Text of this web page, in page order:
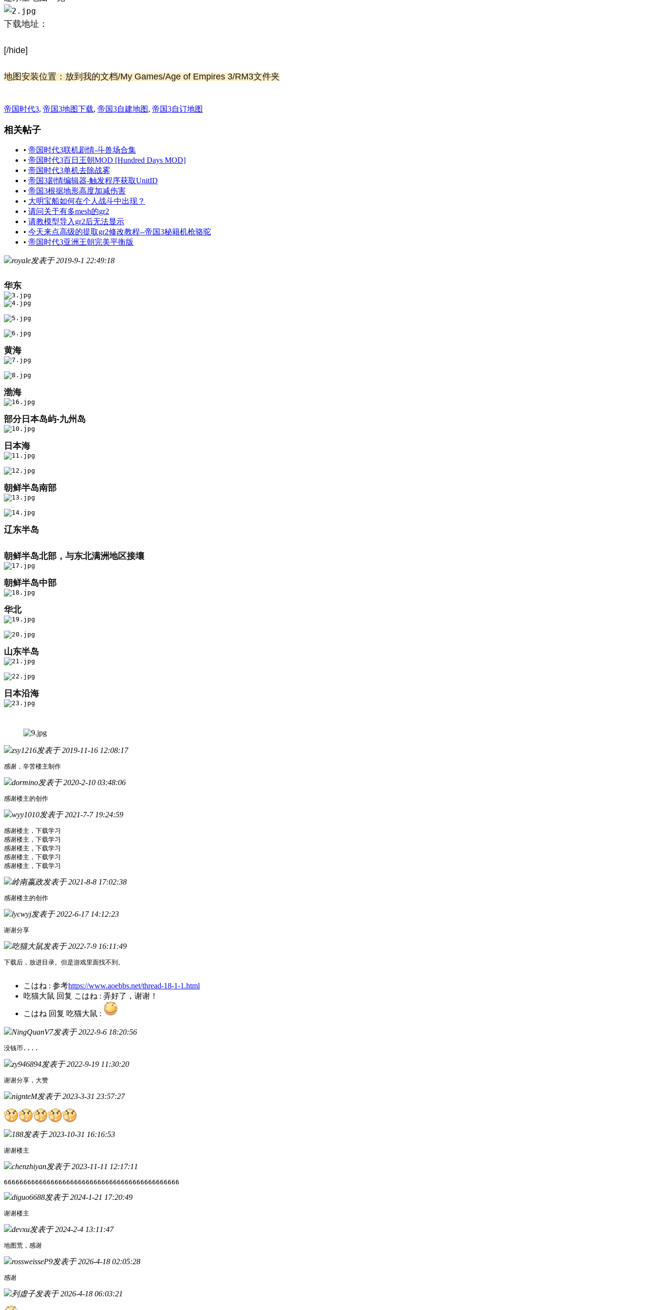
下载地址：
[/hide]
地图安装位置：放到我的文档/My Games/Age of Empires 3/RM3文件夹
帝国时代3, 帝国3地图下载, 帝国3自建地图, 帝国3自订地图
相关帖子
• 帝国时代3联机剧情-斗兽场合集
• 帝国时代3百日王朝MOD [Hundred Days MOD]
• 帝国时代3单机去除战雾
• 帝国3剧情编辑器-触发程序获取UnitID
• 帝国3根据地形高度加减伤害
• 大明宝船如何在个人战斗中出现？
• 请问关于有多mesh的gr2
• 请教模型导入gr2后无法显示
• 今天来点高级的提取gr2修改教程--帝国3秘籍机枪骆驼
• 帝国时代3亚洲王朝完美平衡版
royale发表于 2019-9-1 22:49:18
华东
黄海
渤海
部分日本岛屿-九州岛
日本海
朝鲜半岛南部
辽东半岛
朝鲜半岛北部，与东北满洲地区接壤
朝鲜半岛中部
华北
山东半岛
日本沿海
zsy1216发表于 2019-11-16 12:08:17
感谢，辛苦楼主制作
dormino发表于 2020-2-10 03:48:06
感谢楼主的创作
wyy1010发表于 2021-7-7 19:24:59
感谢楼主，下载学习
感谢楼主，下载学习
感谢楼主，下载学习
感谢楼主，下载学习
感谢楼主，下载学习
岭南嬴政发表于 2021-8-8 17:02:38
感谢楼主的创作
lycwyj发表于 2022-6-17 14:12:23
谢谢分享
吃猫大鼠发表于 2022-7-9 16:11:49
下载后，放进目录。但是游戏里面找不到。
こはね : 参考https://www.aoebbs.net/thread-18-1-1.html
吃猫大鼠 回复 こはね : 弄好了，谢谢！
こはね 回复 吃猫大鼠 :
NingQuanV7发表于 2022-9-6 18:20:56
没钱币....
zy946894发表于 2022-9-19 11:30:20
谢谢分享，大赞
nignteM发表于 2023-3-31 23:57:27
188发表于 2023-10-31 16:16:53
谢谢楼主
chenzhiyan发表于 2023-11-11 12:17:11
666666666666666666666666666666666666666666666
diguo6688发表于 2024-1-21 17:20:49
谢谢楼主
devxu发表于 2024-2-4 13:11:47
地图荒，感谢
rossweisseP9发表于 2026-4-18 02:05:28
感谢
列虚子发表于 2026-4-18 06:03:21